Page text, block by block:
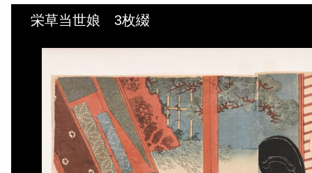
栄草当世娘 3枚綴